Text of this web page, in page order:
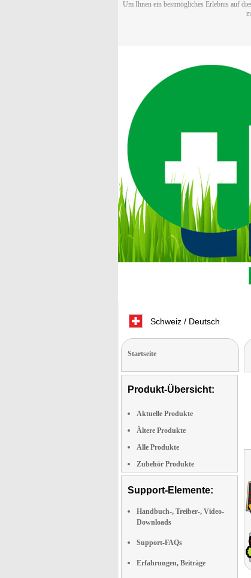
Um Ihnen ein bestmögliches Erlebnis auf
Schweiz / Deutsch
Startseite
Produkt-Übersicht:
Aktuelle Produkte
Ältere Produkte
Alle Produkte
Zubehör Produkte
Support-Elemente:
Handbuch-, Treiber-, Video-
Downloads
Support-FAQs
Erfahrungen, Beiträge